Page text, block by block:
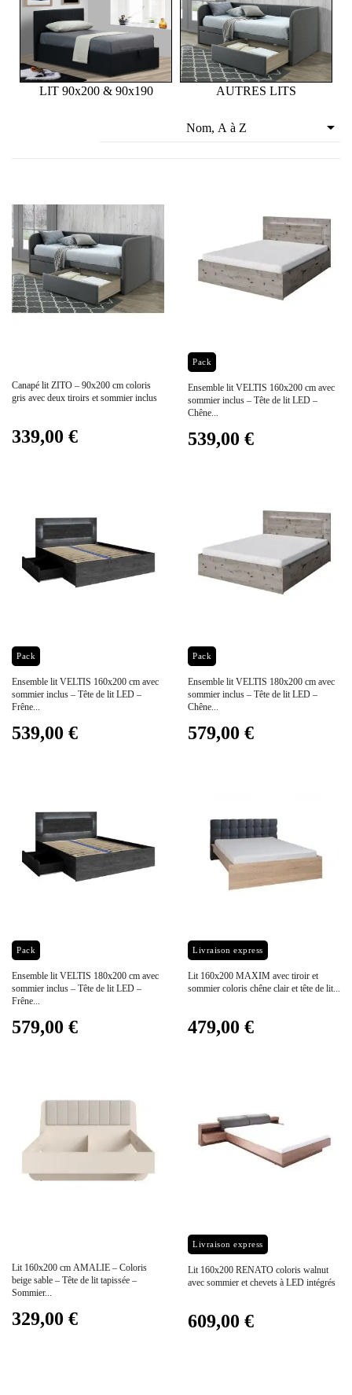
LIT 90x200 & 90x190 AUTRES LITS
Nom, A à Z 
Canapé lit ZITO – 90x200 cm coloris
gris avec deux tiroirs et sommier inclus
339,00 €
Pack Prix
Ensemble lit VELTIS 160x200 cm avec
sommier inclus – Tête de lit LED –
Chêne...
539,00 €
Pack Prix
Ensemble lit VELTIS 160x200 cm avec
sommier inclus – Tête de lit LED –
Frêne...
539,00 €
Pack Prix
Ensemble lit VELTIS 180x200 cm avec
sommier inclus – Tête de lit LED –
Chêne...
579,00 €
Pack Prix
Ensemble lit VELTIS 180x200 cm avec
sommier inclus – Tête de lit LED –
Frêne...
579,00 €
Livraison express Prix
Lit 160x200 MAXIM avec tiroir et
sommier coloris chêne clair et tête de lit...
479,00 €
Lit 160x200 cm AMALIE – Coloris
beige sable – Tête de lit tapissée –
Sommier...
329,00 €
Livraison express Prix
Lit 160x200 RENATO coloris walnut
avec sommier et chevets à LED intégrés
609,00 €